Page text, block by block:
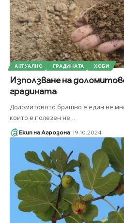
АКТУАЛНО ГРАДИНАТА ХОБИ
Използване на
градината
Доломитовото брашно е един не
които е полезен не…
Екип на Агрозона 19.10.2024